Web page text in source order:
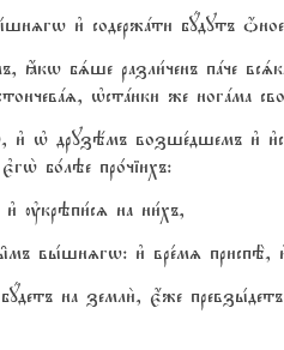
и3 содержaти бyдутъ
ћкw бsше разли1ченъ пaче
њстaнки же ногaма
и3 њ друзёмъ возше1дшемъ и3
бо1лэе про1чіихъ:
ўкрэпи1сz на ни1хъ,
вы1шнzгw: и3 вре1мz
на земли2, є4же